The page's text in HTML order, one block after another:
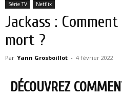
Série TV Netflix
Jackass :
mort ?
Par Yann Grosboillot - 4 février 2022
DÉCOUVREZ